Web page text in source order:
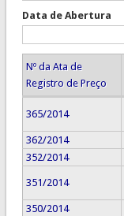
Data de Abertura
Nº da Ata de
Registro de Preço
365/2014
362/2014
352/2014
351/2014
350/2014